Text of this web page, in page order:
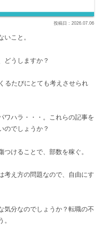
2026.07.06
こと。
どうしますか？
るたびにとても考えさせられ
ワハラ・・・。これらの記事を
のでしょうか？
けることで、部数を稼ぐ。
考え方の問題なので、自由にす
気分なのでしょうか？転職の不